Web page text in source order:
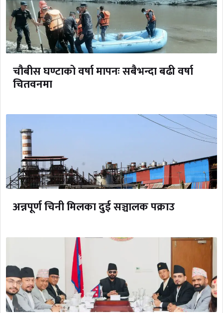
चौबीस घण्टाको वर्षा मापनः सबैभन्दा बढी वर्षा
चितवनमा
अन्नपूर्ण चिनी मिलका दुई सञ्चालक पक्राउ